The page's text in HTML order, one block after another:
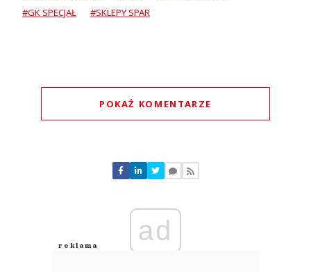
#GK SPECJAŁ
#SKLEPY SPAR
POKAŻ KOMENTARZE
Jeśli ekspansja
28.07.2026 / 20:32
ad